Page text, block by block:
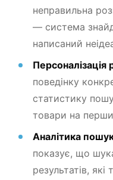
неправильна
— система
написаний
Персоналізація
поведінку
статистику
товари на
Аналітика
показує, що
результатів,